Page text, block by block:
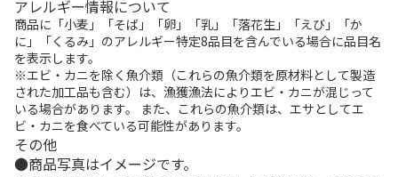
アレルギー情報について
商品に「小麦」「そば」「卵」「乳」「落花生」「えび」「か
に」「くるみ」のアレルギー特定8品目を含んでいる場合に品目名
を表示します。
※エビ・カニを除く魚介類（これらの魚介類を原材料として製造
された加工品も含む）は、漁獲漁法によりエビ・カニが混じって
いる場合があります。 また、これらの魚介類は、エサとしてエ
ビ・カニを食べている可能性があります。
その他
商品写真はイメージです。